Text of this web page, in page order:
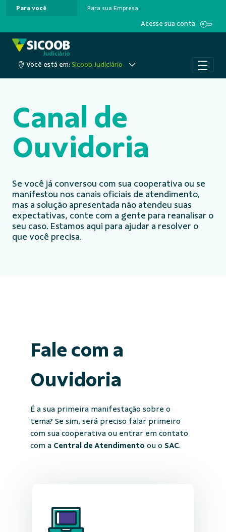
Pular para o Conteúdo principal
Para você Para sua Empresa
Acesse sua conta
Você está em: Sicoob Judiciário
Canal de
Ouvidoria
Se você já conversou com sua cooperativa ou se
manifestou nos canais oficiais de atendimento,
mas a solução apresentada não atendeu suas
expectativas, conte com a gente para reanalisar o
seu caso. Estamos aqui para ajudar a resolver o
que você precisa.
Fale com a
Ouvidoria
É a sua primeira manifestação sobre o
tema? Se sim, será preciso falar primeiro
com sua cooperativa ou entrar em contato
com a Central de Atendimento ou o SAC.